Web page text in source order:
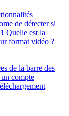
de détecter si
Quelle est la
format vidéo ?
de la barre des
compte